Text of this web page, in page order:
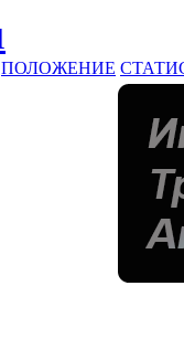
ПОЛОЖЕНИЕ